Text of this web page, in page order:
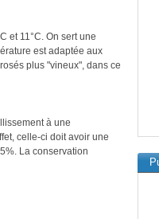
et 11°C. On sert une
est adaptée aux
plus "vineux", dans ce
à une
celle-ci doit avoir une
La conservation